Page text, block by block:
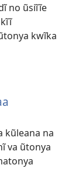
no ũsiĩĩe
kwĩka
kũleana na
va ũtonya